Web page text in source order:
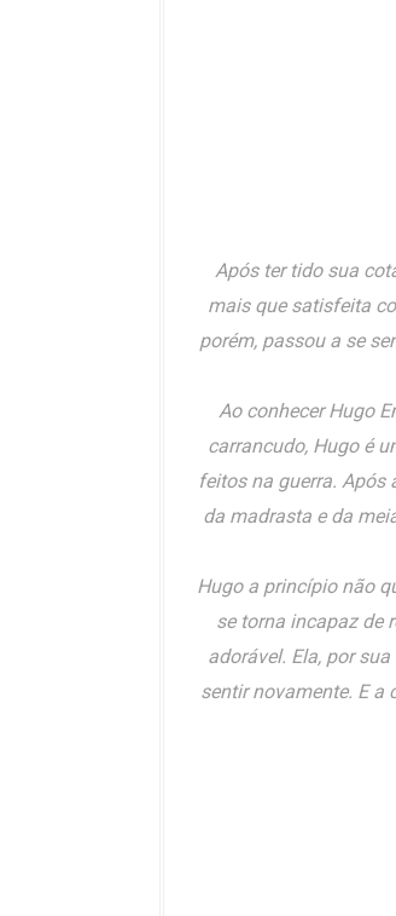
Após ter tido sua
mais que satisfeita
porém, passou a se
Ao conhecer Hugo
carrancudo, Hugo é
feitos na guerra. Após
da madrasta e da
Hugo a princípio não
se torna incapaz de
adorável. Ela, por
sentir novamente. E a